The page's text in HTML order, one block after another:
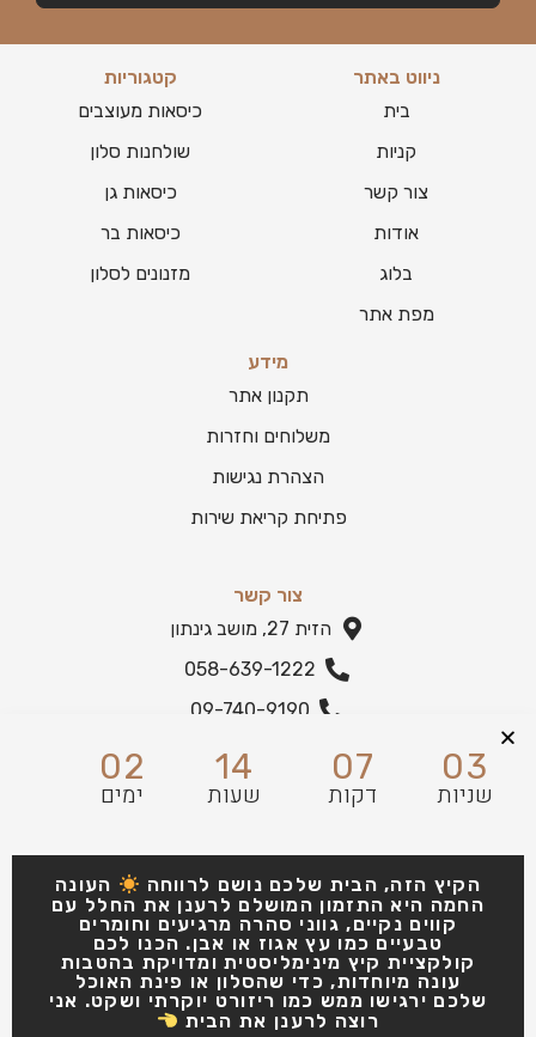
ניווט באתר
בית
קניות
צור קשר
אודות
בלוג
מפת אתר
קטגוריות
כיסאות מעוצבים
שולחנות סלון
כיסאות גן
כיסאות בר
מזנונים לסלון
מידע
תקנון אתר
משלוחים וחזרות
הצהרת נגישות
פתיחת קריאת שירות
צור קשר
הזית 27, מושב גינתון
058-639-1222
09-740-9190
הצהרת נגישות
02
ימים
14
שעות
07
דקות
02
שניות
הקיץ הזה, הבית שלכם נושם לרווחה
העונה
החמה היא התזמון המושלם לרענן את החלל עם
קווים נקיים, גווני סהרה מרגיעים וחומרים
טבעיים כמו עץ אגוז או אבן. הכנו לכם
קולקציית קיץ מינימליסטית ומדויקת בהטבות
עונה מיוחדות, כדי שהסלון או פינת האוכל
שלכם ירגישו ממש כמו ריזורט יוקרתי ושקט. אני
רוצה לרענן את הבית